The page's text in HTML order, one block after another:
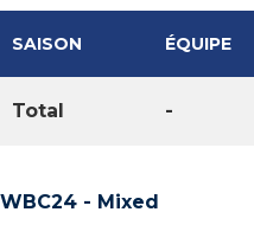
SAISON ÉQUIPE
Total -
WBC24 - Mixed